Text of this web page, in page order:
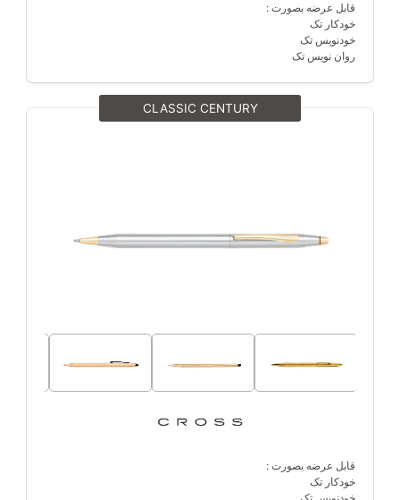
قابل عرضه بصورت :
خودکار تک
خودنویس تک
روان نویس تک
CLASSIC CENTURY
قابل عرضه بصورت :
خودکار تک